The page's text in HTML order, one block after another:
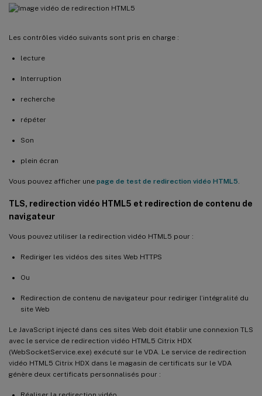
Les contrôles vidéo suivants sont pris en charge :
lecture
Interruption
recherche
répéter
Son
plein écran
Vous pouvez afficher une page de test de redirection vidéo HTML5
TLS, redirection vidéo HTML5 et redirection de contenu de
navigateur
Vous pouvez utiliser la redirection vidéo HTML5 pour :
Rediriger les vidéos des sites Web HTTPS
Ou
Redirection de contenu de navigateur pour rediriger l’intégralité du
site Web
Le JavaScript injecté dans ces sites Web doit établir une connexion TLS
avec le service de redirection vidéo HTML5 Citrix HDX
(WebSocketService.exe) exécuté sur le VDA. Le service de redirection
vidéo HTML5 Citrix HDX dans le magasin de certificats sur le VDA
génère deux certificats personnalisés pour :